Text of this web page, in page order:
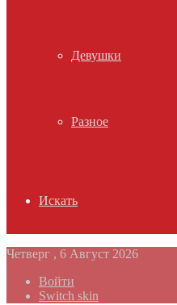
Девушки
Разное
Искать
Четверг , 6 Август 2026
Войти
Switch skin